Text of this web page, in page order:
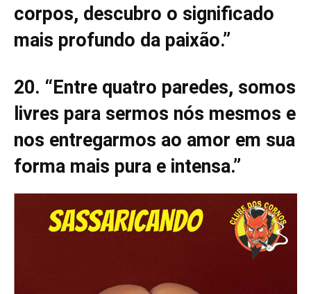
corpos, descubro o significado
mais profundo da paixão.”
20. “Entre quatro paredes, somos
livres para sermos nós mesmos e
nos entregarmos ao amor em sua
forma mais pura e intensa.”